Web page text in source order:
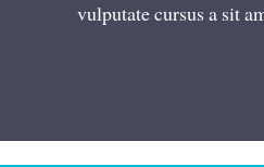
vulputate cursus a sit